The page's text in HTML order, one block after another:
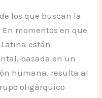
los que buscan la
momentos en que
están
basada en un
humana, resulta al
oligárquico